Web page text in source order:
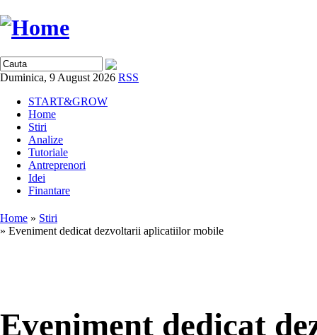
Duminica, 9 August 2026 RSS
START&GROW
Home
Stiri
Analize
Tutoriale
Antreprenori
Idei
Finantare
Home » Stiri
» Eveniment dedicat dezvoltarii aplicatiilor mobile
Eveniment dedicat